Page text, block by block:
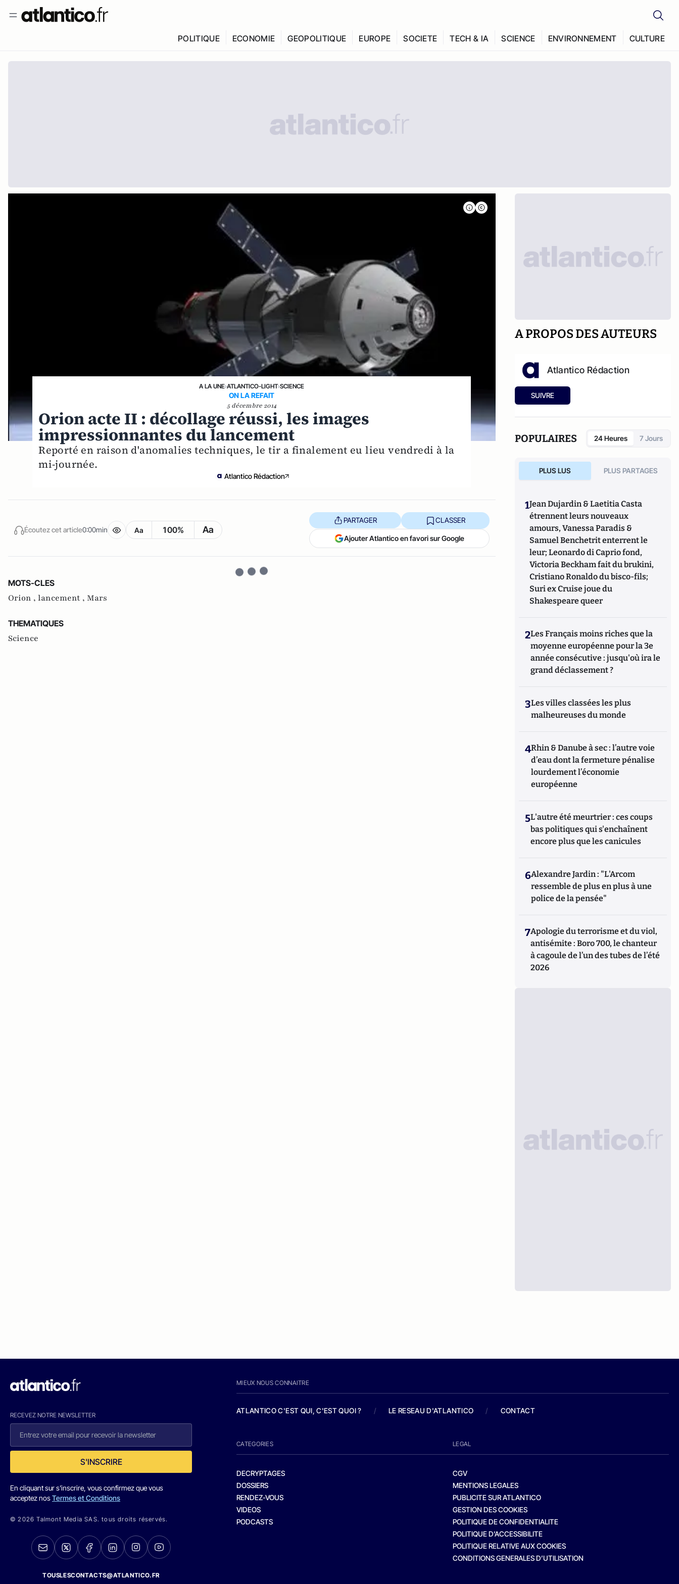
POLITIQUE ECONOMIE GEOPOLITIQUE EUROPE SOCIETE TECH & IA SCIENCE ENVIRONNEMENT CULTURE
A LA UNE›ATLANTICO-LIGHT›SCIENCE
ON LA REFAIT
5 décembre 2014
Orion acte II : décollage réussi, les images
impressionnantes du lancement
Reporté en raison d'anomalies techniques, le tir a finalement eu lieu vendredi à la
mi-journée.
Atlantico Rédaction
Écoutez cet article0:00min Aa 100% Aa
PARTAGER CLASSER
Ajouter Atlantico en favori sur Google
MOTS-CLES
Orion , lancement , Mars
THEMATIQUES
Science
A PROPOS DES AUTEURS
Atlantico Rédaction
SUIVRE
POPULAIRES 24 Heures 7 Jours
PLUS LUS PLUS PARTAGES
1Jean Dujardin & Laetitia Casta
étrennent leurs nouveaux
amours, Vanessa Paradis &
Samuel Benchetrit enterrent le
leur; Leonardo di Caprio fond,
Victoria Beckham fait du brukini,
Cristiano Ronaldo du bisco-fils;
Suri ex Cruise joue du
Shakespeare queer
2Les Français moins riches que la
moyenne européenne pour la 3e
année consécutive : jusqu'où ira le
grand déclassement ?
3Les villes classées les plus
malheureuses du monde
4Rhin & Danube à sec : l’autre voie
d’eau dont la fermeture pénalise
lourdement l’économie
européenne
5L'autre été meurtrier : ces coups
bas politiques qui s'enchaînent
encore plus que les canicules
6Alexandre Jardin : "L'Arcom
ressemble de plus en plus à une
police de la pensée"
7Apologie du terrorisme et du viol,
antisémite : Boro 700, le chanteur
à cagoule de l’un des tubes de l’été
2026
RECEVEZ NOTRE NEWSLETTER
S'INSCRIRE
En cliquant sur s'inscrire, vous confirmez que vous
acceptez nosTermes et Conditions
© 2026 Talmont Media SAS. tous droits réservés.
TOUSLESCONTACTS@ATLANTICO.FR
MIEUX NOUS CONNAITRE
ATLANTICO C'EST QUI, C'EST QUOI ? / LE RESEAU D'ATLANTICO / CONTACT
CATEGORIES
DECRYPTAGES
DOSSIERS
RENDEZ-VOUS
VIDEOS
PODCASTS
LEGAL
CGV
MENTIONS LEGALES
PUBLICITE SUR ATLANTICO
GESTION DES COOKIES
POLITIQUE DE CONFIDENTIALITE
POLITIQUE D’ACCESSIBILITE
POLITIQUE RELATIVE AUX COOKIES
CONDITIONS GENERALES D’UTILISATION